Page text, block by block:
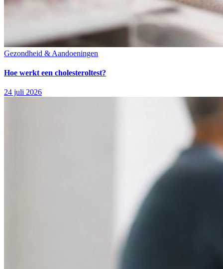
Gezondheid & Aandoeningen
Hoe werkt een cholesteroltest?
24 juli 2026